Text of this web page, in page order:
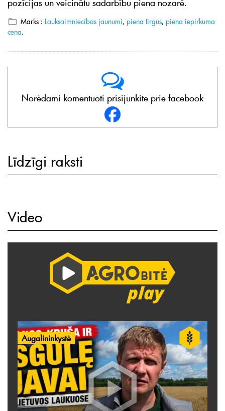
pozīcijas un veicinātu sadarbību piena nozarē.
Marks : Lauksaimniecības jaunumi, piena tirgus, piena iepirkuma
cena.
Norėdami komentuoti prisijunkite prie facebook
Līdzīgi raksti
Video
Augalininkystė